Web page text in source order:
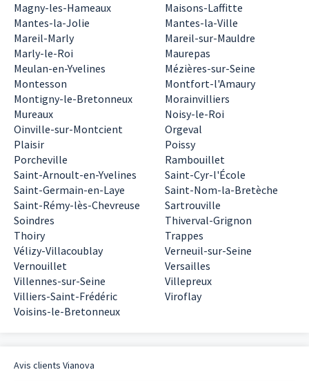
Magny-les-Hameaux
Maisons-Laffitte
Mantes-la-Jolie
Mantes-la-Ville
Mareil-Marly
Mareil-sur-Mauldre
Marly-le-Roi
Maurepas
Meulan-en-Yvelines
Mézières-sur-Seine
Montesson
Montfort-l'Amaury
Montigny-le-Bretonneux
Morainvilliers
Mureaux
Noisy-le-Roi
Oinville-sur-Montcient
Orgeval
Plaisir
Poissy
Porcheville
Rambouillet
Saint-Arnoult-en-Yvelines
Saint-Cyr-l'École
Saint-Germain-en-Laye
Saint-Nom-la-Bretèche
Saint-Rémy-lès-Chevreuse
Sartrouville
Soindres
Thiverval-Grignon
Thoiry
Trappes
Vélizy-Villacoublay
Verneuil-sur-Seine
Vernouillet
Versailles
Villennes-sur-Seine
Villepreux
Villiers-Saint-Frédéric
Viroflay
Voisins-le-Bretonneux
Avis clients Vianova